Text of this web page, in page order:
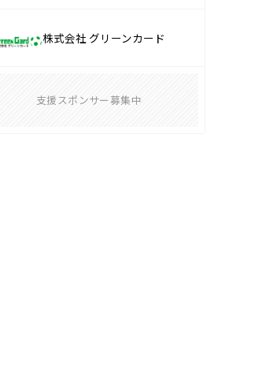
株式会社 グリーンカード
支援スポンサー募集中